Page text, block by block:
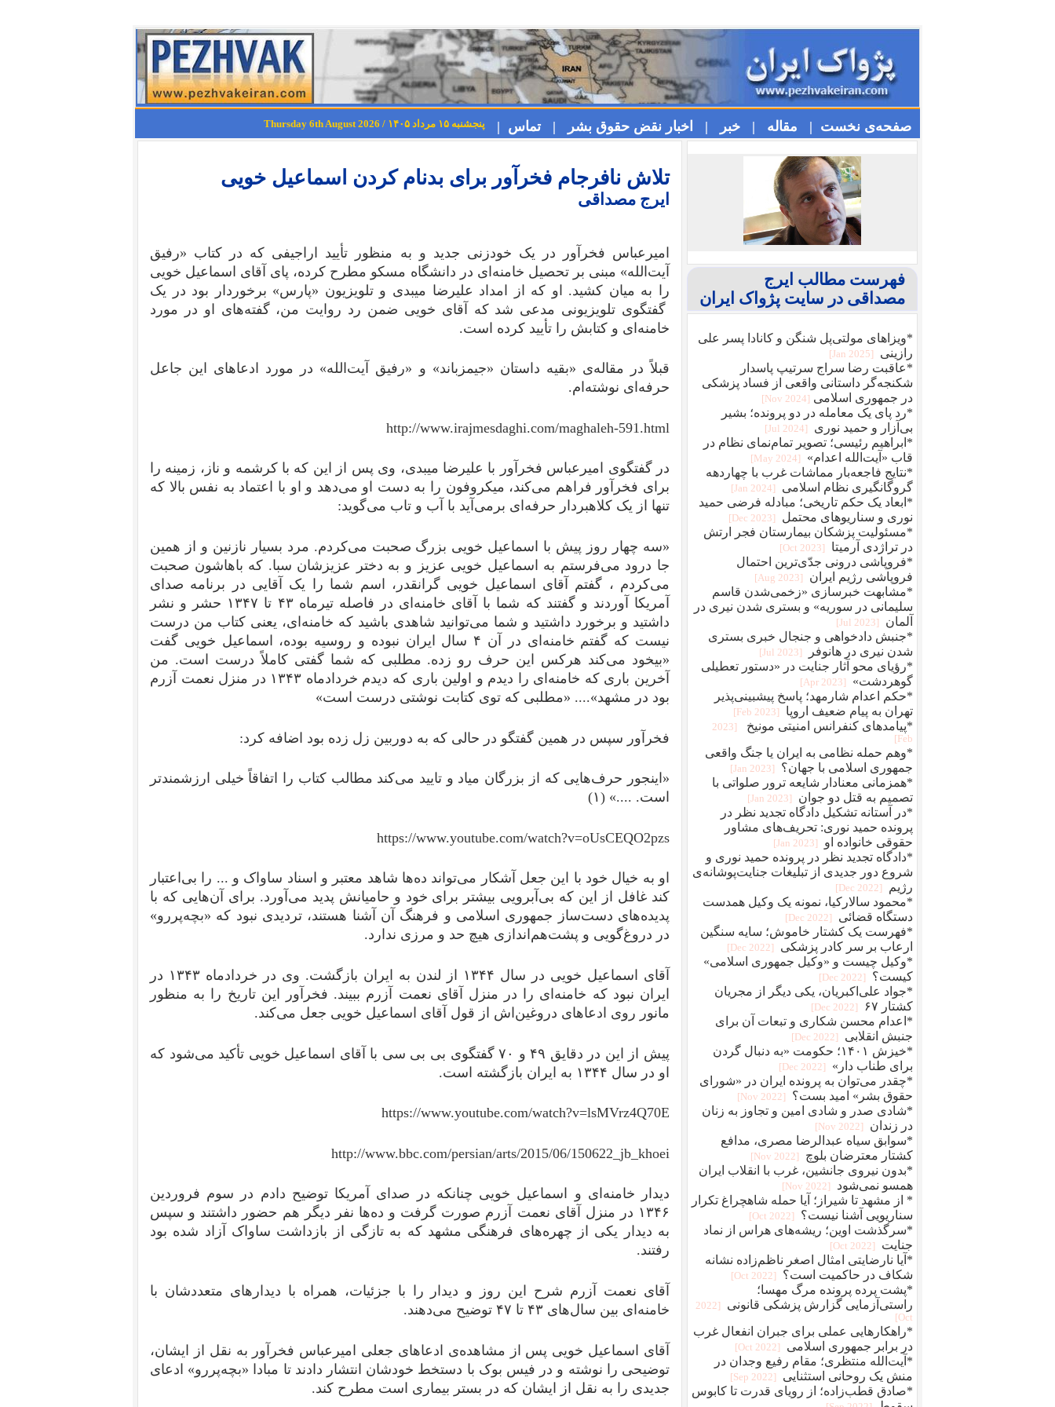
صفحه‌ی نخست | مقاله | خبر | اخبار نقض حقوق بشر | تماس | پنجشنبه ۱۵ مرداد ۱۴۰۵ / Thursday 6th August 2026
تلاش نافرجام فخرآور برای بدنام کردن اسماعیل خویی
ایرج مصداقی
امیرعباس فخرآور در یک خودزنی جدید و به منظور تأیید اراجیفی که در کتاب «رفیق
آیت‌الله» مبنی بر تحصیل خامنه‌ای در دانشگاه مسکو مطرح کرده، پای آقای اسماعیل خویی
را به میان کشید. او که از امداد علیرضا میبدی و تلویزیون «پارس» برخوردار بود در یک
گفتگوی تلویزیونی مدعی شد که آقای خویی ضمن رد روایت من، گفته‌های او در مورد
خامنه‌ای و کتابش را تأیید کرده است.
قبلاً در مقاله‌ی «بقیه داستان «جیمزباند» و «رفیق آیت‌الله» در مورد ادعاهای این جاعل
حرفه‌ای نوشته‌ام.
http://www.irajmesdaghi.com/maghaleh-591.html
در گفتگوی امیرعباس فخرآور با علیرضا میبدی، وی پس از این که با کرشمه و ناز، زمینه را
برای فخرآور فراهم می‌کند، میکروفون را به دست او می‌دهد و او با اعتماد به نفس بالا که
تنها از یک کلاهبردار حرفه‌ای برمی‌آید با آب و تاب می‌گوید:‌
«سه چهار روز پیش با اسماعیل خویی بزرگ صحبت می‌کردم. مرد بسیار نازنین و از همین
جا درود می‌فرستم به اسماعیل خویی عزیز و به دختر عزیزشان سبا. که باهاشون صحبت
می‌کردم ، گفتم آقای اسماعیل خویی گرانقدر، اسم شما را یک آقایی در برنامه صدای
آمریکا آوردند و گفتند که شما با آقای خامنه‌ای در فاصله تیرماه ۴۳ تا ۱۳۴۷ حشر و نشر
داشتید و برخورد داشتید و شما می‌توانید شاهدی باشید که خامنه‌ای، یعنی کتاب من درست
نیست که گفتم خامنه‌ای در آن ۴ سال ایران نبوده و روسیه بوده، اسماعیل خویی گفت
«بیخود می‌کند هرکس این حرف رو زده. مطلبی که شما گفتی کاملاً درست است. من
آخرین باری که خامنه‌ای را دیدم و اولین باری که دیدم خردادماه ۱۳۴۳ در منزل نعمت آزرم
بود در مشهد».... «مطلبی که توی کتابت نوشتی درست است»
فخرآور سپس در همین گفتگو در حالی که به دوربین زل زده بود اضافه کرد:
«اینجور حرف‌هایی که از بزرگان میاد و تایید می‌کند مطالب کتاب را اتفاقاً خیلی ارزشمندتر
است. ....» (۱)
https://www.youtube.com/watch?v=oUsCEQO2pzs
او به خیال خود با این جعل آشکار می‌تواند ده‌ها شاهد معتبر و اسناد ساواک و ... را بی‌اعتبار
کند غافل از این که بی‌آبرویی بیشتر برای خود و حامیانش پدید می‌آورد. برای آن‌هایی که با
پدیده‌های دست‌ساز جمهوری اسلامی و فرهنگ‌ آن‌ آشنا هستند، تردیدی نبود که «بچه‌پررو»
در دروغ‌‌گویی و پشت‌هم‌اندازی هیچ حد و مرزی ندارد.
آقای اسماعیل خویی در سال ۱۳۴۴ از لندن به ایران بازگشت. وی در خردادماه ۱۳۴۳ در
ایران نبود که خامنه‌ای را در منزل آقای نعمت آزرم ببیند. فخرآور این تاریخ را به منظور
مانور روی ادعاهای دروغین‌اش از قول آقای اسماعیل خویی جعل می‌کند.
پیش از این در دقایق ۴۹ و ۷۰ گفتگوی بی بی سی با آقای اسماعیل خویی تأکید می‌شود که
او در سال ۱۳۴۴ به ایران بازگشته است.
https://www.youtube.com/watch?v=lsMVrz4Q70E
http://www.bbc.com/persian/arts/2015/06/150622_jb_khoei
دیدار خامنه‌ای و اسماعیل خویی چنانکه در صدای آمریکا توضیح دادم در سوم فروردین
۱۳۴۶ در منزل آقای نعمت آزرم صورت گرفت و ده‌ها نفر دیگر هم حضور داشتند و سپس
به دیدار یکی از چهره‌های فرهنگی مشهد که به تازگی از بازداشت ساواک آزاد شده بود
رفتند.
آقای نعمت آزرم شرح این روز و دیدار را با جزئیات، همراه با دیدارهای متعددشان با
خامنه‌ای بین سال‌های ۴۳ تا ۴۷ توضیح می‌دهند.
آقای اسماعیل خویی پس از مشاهده‌ی ادعاهای جعلی امیرعباس فخرآور به نقل از ایشان،
توضیحی را نوشته و در فیس بوک با دستخط خودشان انتشار دادند تا مبادا «بچه‌پررو» ادعای
جدیدی را به نقل از ایشان که در بستر بیماری است مطرح کند.
فهرست مطالب ایرج
مصداقی در سایت پژواک ایران
*ویزا‌های مولتی‌پل شنگن و کانادا پسر علی
رازینی
[2025 Jan]
*عاقبت رضا سراج سرتيپ پاسدار
شکنجه‌گر داستانی واقعی از فساد پزشکی
در جمهوری اسلامی [2024 Nov]
*رد پای یک معامله در دو پرونده؛ بشیر
بی‌آزار و حمید نوری
[2024 Jul]
*ابراهیم رئیسی؛ تصویر تمام‌نمای نظام در
قاب «آیت‌الله اعدام»
[2024 May]
*نتایج فاجعه‌بار مماشات غرب با چهاردهه
گروگانگیری نظام اسلامی
[2024 Jan]
*ابعاد یک حکم تاریخی؛ مبادله فرضی حمید
نوری و سناریوهای محتمل
[2023 Dec]
*مسئولیت پزشکان بیمارستان فجر ارتش
در تراژدی آرمیتا
[2023 Oct]
*فروپاشی درونی جدّی‌ترین احتمال
فروپاشی رژیم ایران
[2023 Aug]
*مشابهت خبرسازی «زخمی‌شدن قاسم
سلیمانی در سوریه» و بستری شدن نیری در
آلمان
[2023 Jul]
*جنبش دادخواهی و جنجال خبری بستری
شدن نیری در هانوفر
[2023 Jul]
*رؤیای محو آثار جنایت در «دستور تعطیلی
گوهردشت»
[2023 Apr]
*حکم اعدام شارمهد؛ پاسخ پیشبینی‌پذیر
تهران به پیام ضعیف اروپا
[2023 Feb]
*پیامدهای کنفرانس امنیتی مونیخ
[2023
Feb]
*وهم حمله نظامی به ایران یا جنگ واقعی
جمهوری اسلامی با جهان؟
[2023 Jan]
*همزمانی معنادار شایعه ترور صلواتی با
تصمیم به قتل دو جوان
[2023 Jan]
*در آستانه تشکیل دادگاه تجدید نظر در
پرونده حمید نوری: تحریف‌های مشاور
حقوقی خانواده او
[2023 Jan]
*دادگاه تجدید نظر در پرونده حمید نوری و
شروع دور جدیدی از تبلیغات جنایت‌پوشانه‌ی
رژیم
[2022 Dec]
*محمود سالارکیا، نمونه یک وکیل همدست
دستگاه قضائی
[2022 Dec]
*فهرست یک کشتار خاموش؛ سایه سنگین
ارعاب بر سر کادر پزشکی
[2022 Dec]
*وکیل چیست و «وکیل جمهوری اسلامی»
کیست؟
[2022 Dec]
*جواد علی‌اکبریان، یکی دیگر از مجریان
کشتار ۶۷
[2022 Dec]
*اعدام محسن شکاری و تبعات آن برای
جنبش انقلابی
[2022 Dec]
*خیزش ۱۴۰۱؛ حکومت «به دنبال گردن
برای طناب دار»
[2022 Dec]
*چقدر می‌توان به پرونده ایران در «شورای
حقوق بشر» امید بست؟
[2022 Nov]
*شادی صدر و شادی امین و تجاوز به زنان
در زندان
[2022 Nov]
*سوابق سیاه عبدالرضا مصری، مدافع
کشتار معترضان بلوچ
[2022 Nov]
*بدون نیروی جانشین، غرب با انقلاب ایران
همسو نمی‌شود
[2022 Nov]
* از مشهد تا شیراز؛ آیا حمله شاهچراغ تکرار
سناریویی آشنا نیست؟
[2022 Oct]
*سرگذشت اوین؛ ریشه‌های هراس از نماد
جنایت
[2022 Oct]
*آیا نارضایتی امثال اصغر ناظم‌زاده نشانه
شکاف در حاکمیت است؟
[2022 Oct]
*پشت پرده پرونده مرگ مهسا؛
راستی‌آزمایی گزارش پزشکی قانونی
[2022
Oct]
*راهکارهایی عملی برای جبران انفعال غرب
در برابر جمهوری اسلامی
[2022 Oct]
*آیت‌الله منتظری؛ مقام رفیع وجدان در
منش یک روحانی استثنایی
[2022 Sep]
*صادق قطب‌زاده؛ از رویای قدرت تا کابوس